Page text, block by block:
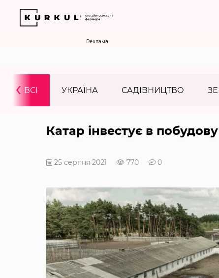
Реклама
ВСІ УКРАЇНА САДІВНИЦТВО
‹
Катар інвестує в
25 серпня 2021 770 0